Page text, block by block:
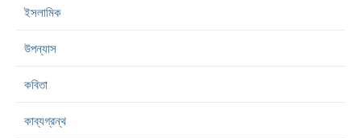
ইসলামিক
উপন্যাস
কবিতা
কাব্যগ্রন্থ